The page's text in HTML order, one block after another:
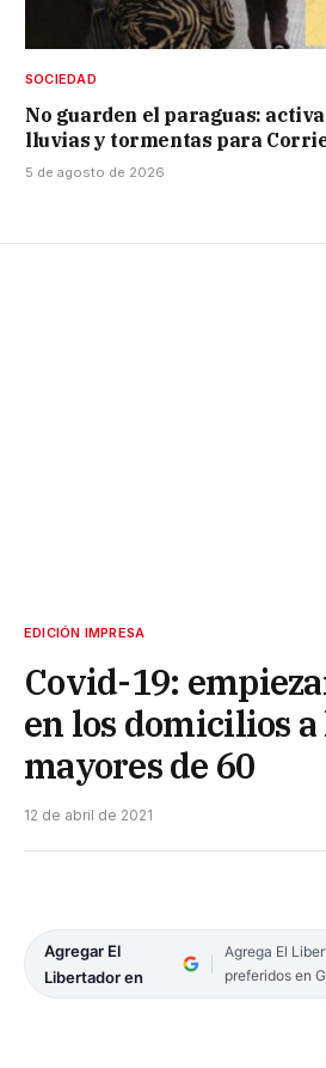
SOCIEDAD
No guarden el paraguas:
lluvias y tormentas para
5 de agosto de 2026
EDICIÓN IMPRESA
Covid-19:
en los domicilios a
mayores de 60
12 de abril de 2021
Agregar El
Libertador en
Agrega El
preferidos en